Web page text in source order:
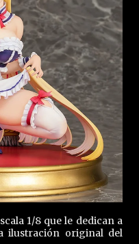
1/8 que le dedican a
ilustración original del